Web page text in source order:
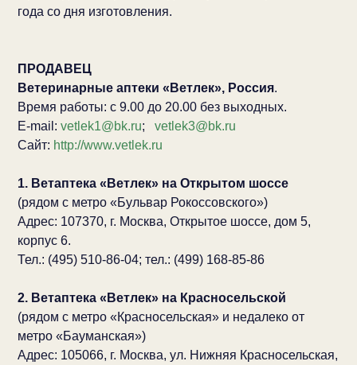
года со дня изготовления.
ПРОДАВЕЦ
Ветеринарные аптеки «Ветлек», Россия.
Время работы: с 9.00 до 20.00 без выходных.
E-mail: vetlek1@bk.ru; vetlek3@bk.ru
Сайт: http://www.vetlek.ru
1. Ветаптека «Ветлек» на Открытом шоссе
(рядом с метро «Бульвар Рокоссовского»)
Адрес: 107370, г. Москва, Открытое шоссе, дом 5,
корпус 6.
Тел.: (495) 510-86-04; тел.: (499) 168-85-86
2. Ветаптека «Ветлек» на Красносельской
(рядом с метро «Красносельская» и недалеко от
метро «Бауманская»)
Адрес: 105066, г. Москва, ул. Нижняя Красносельская,